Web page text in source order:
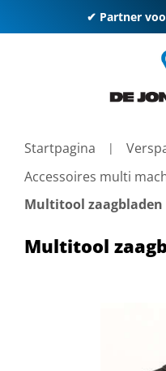
✔ Partner
Startpagina
Accessoires multi
Multitool zaagbladen
Multitool